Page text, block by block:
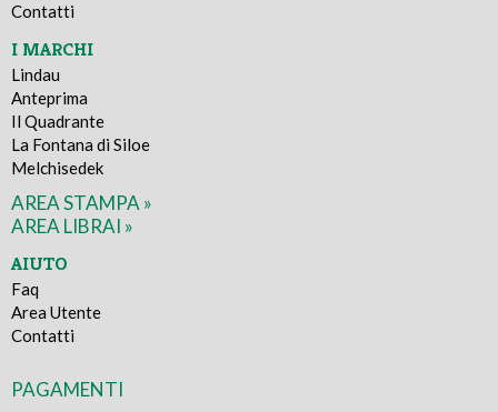
Contatti
I MARCHI
Lindau
Anteprima
Il Quadrante
La Fontana di Siloe
Melchisedek
AREA STAMPA »
AREA LIBRAI »
AIUTO
Faq
Area Utente
Contatti
PAGAMENTI